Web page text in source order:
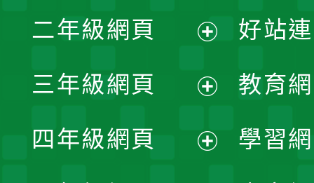
開
選
單
二年級網頁
開
選
三年級網頁
開
四年級網頁
好站
教育
學習